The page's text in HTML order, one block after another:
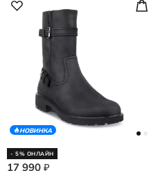
НОВИНКА
- 5% ОНЛАЙН
17 990 ₽